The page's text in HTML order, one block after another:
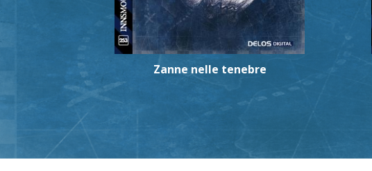
Zanne nelle tenebre